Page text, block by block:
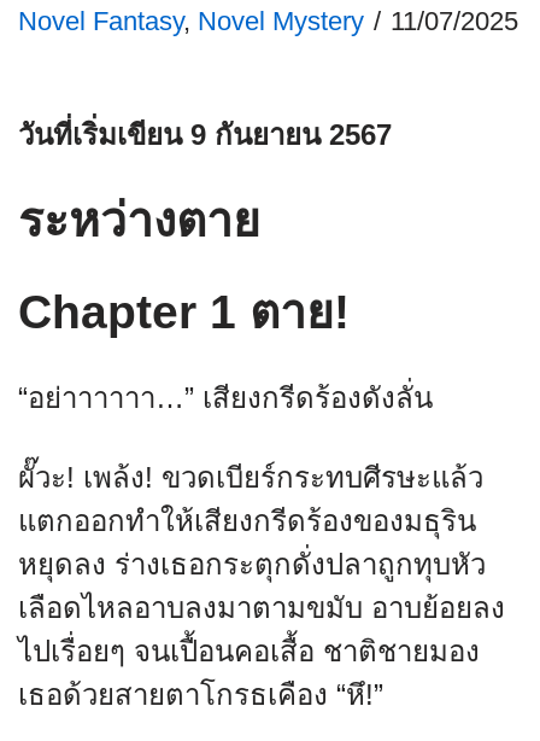
Novel Fantasy, Novel Mystery 11/07/2025
วันที่เริ่มเขียน 9 กันยายน 2567
ระหว่างตาย
Chapter 1 ตาย!
“อย่าาาาาา…” เสียงกรีดร้องดังลั่น
ผั๊วะ! เพล้ง! ขวดเบียร์กระทบศีรษะแล้ว
แตกออกทำให้เสียงกรีดร้องของมธุริน
หยุดลง ร่างเธอกระตุกดั่งปลาถูกทุบหัว
เลือดไหลอาบลงมาตามขมับ อาบย้อยลง
ไปเรื่อยๆ จนเปื้อนคอเสื้อ ชาติชายมอง
เธอด้วยสายตาโกรธเคือง “หึ!”